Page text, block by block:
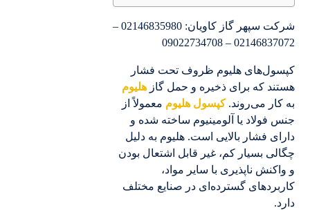
شرکت سپهر گاز کاویان: 02146835980 –
02146837072 – 09022734708
کپسول‌های هلیوم ظروف تحت فشار
هستند که برای ذخیره و حمل گازهلیوم
به کار می‌روند.کپسول هلیوم معمولاً از
جنس فولاد یا آلومینیوم ساخته شده و
دارای فشار بالایی است. هلیوم به دلیل
چگالی بسیار کم، غیر قابل اشتعال بودن
و واکنش ناپذیری با سایر مواد،
کاربردهای گسترده‌ای در صنایع مختلف
دارد.